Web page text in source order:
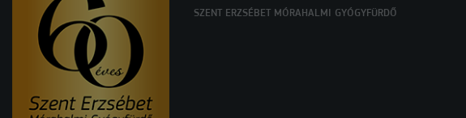
SZENT ERZSÉBET MÓRAHALMI GYÓGYFÜRDŐ